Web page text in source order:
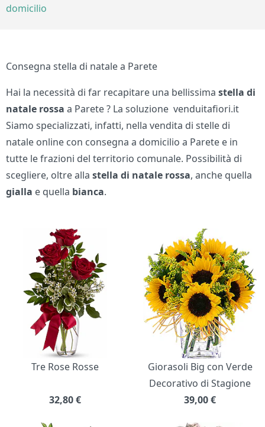
domicilio
Consegna stella di natale a Parete
Hai la necessità di far recapitare una bellissimastella di
natale rossa a Parete ? La soluzione venduitafiori.it
Siamo specializzati, infatti, nella vendita di stelle di
natale online con consegna a domicilio a Parete e in
tutte le frazioni del territorio comunale. Possibilità di
scegliere, oltre allastella di natale rossa, anche quella
gialla e quella bianca.
Bouquet di fiori
Tre Rose Rosse
32,80€
Giorasoli Big con Verde
Decorativo di Stagione
39,00€